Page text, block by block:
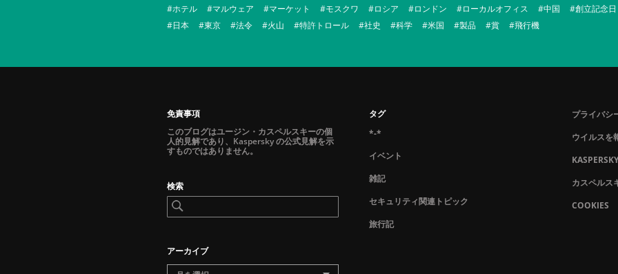
ホテル
マルウェア マーケット モスクワ ロシア ロンドン ローカルオフィス 中国
創立記念日
日本
東京 法令 火山 特許トロール 社史 科学 米国 製品 賞 飛行機
免責事項
このブログはユージン・カスペルスキーの個
人的見解であり、Kaspersky の公式見解を示
すものではありません。
検索
アーカイブ
タグ
*-*
イベント
雑記
セキュリティ関連トピック
旅行記
プライバシ
ウイルスを
KASPERSKY
カスペルス
COOKIES